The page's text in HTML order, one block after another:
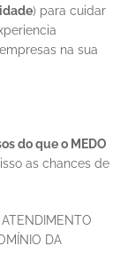
) para cuidar
na sua
do que o MEDO
as chances de
DA